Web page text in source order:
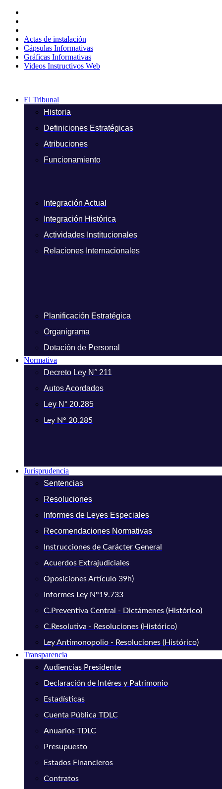
contenido
Actas de instalación
Cápsulas Informativas
Gráficas Informativas
Videos Instructivos Web
El Tribunal
Historia
Definiciones Estratégicas
Atribuciones
Funcionamiento
Integración Actual
Integración Histórica
Actividades Institucionales
Relaciones Internacionales
Planificación Estratégica
Organigrama
Dotación de Personal
Normativa
Decreto Ley N° 211
Autos Acordados
Ley N° 20.285
Ley N° 20.285
Jurisprudencia
Sentencias
Resoluciones
Informes de Leyes Especiales
Recomendaciones Normativas
Instrucciones de Carácter General
Acuerdos Extrajudiciales
Oposiciones Artículo 39h)
Informes Ley N°19.733
C.Preventiva Central - Dictámenes (Histórico)
C.Resolutiva - Resoluciones (Histórico)
Ley Antimonopolio - Resoluciones (Histórico)
Transparencia
Audiencias Presidente
Declaración de Intéres y Patrimonio
Estadísticas
Cuenta Pública TDLC
Anuarios TDLC
Presupuesto
Estados Financieros
Contratos